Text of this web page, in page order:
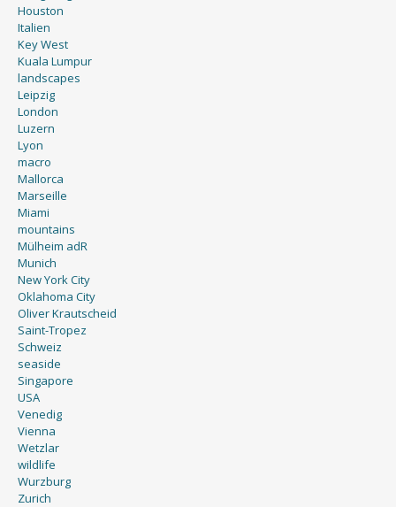
Houston
Italien
Key West
Kuala Lumpur
landscapes
Leipzig
London
Luzern
Lyon
macro
Mallorca
Marseille
Miami
mountains
Mülheim adR
Munich
New York City
Oklahoma City
Oliver Krautscheid
Saint-Tropez
Schweiz
seaside
Singapore
USA
Venedig
Vienna
Wetzlar
wildlife
Wurzburg
Zurich